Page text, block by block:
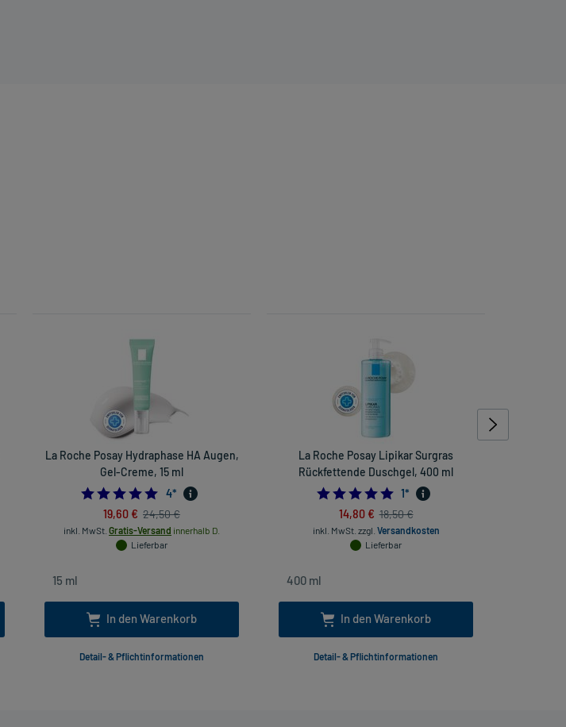
La Roche Posay Hydraphase HA Augen,
Gel-Creme, 15 ml
5.0
4*
19,60 € 24,50 €
inkl. MwSt. Gratis-Versand innerhalb D.
Lieferbar
In den Warenkorb
Detail- & Pflichtinformationen
La Roche Posay Lipikar Surgras
Rückfettende Duschgel, 400 ml
5.0
1*
14,80 € 18,50 €
inkl. MwSt. zzgl. Versandkosten
Lieferbar
In den Warenkorb
Detail- & Pflichtinformationen